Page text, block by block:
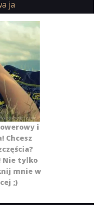
ja
i
Chcesz
Nie tylko
mnie w
;)